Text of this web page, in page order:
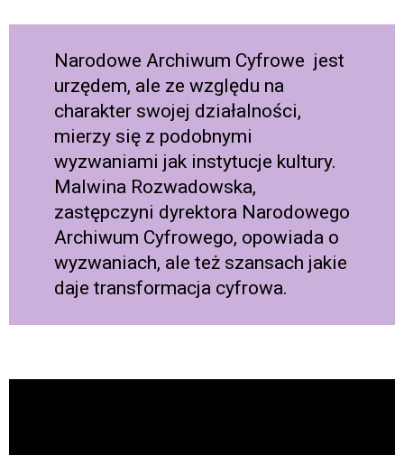
Narodowe Archiwum Cyfrowe jest
urzędem, ale ze względu na
charakter swojej działalności,
mierzy się z podobnymi
wyzwaniami jak instytucje kultury.
Malwina Rozwadowska,
zastępczyni dyrektora Narodowego
Archiwum Cyfrowego, opowiada o
wyzwaniach, ale też szansach jakie
daje transformacja cyfrowa.